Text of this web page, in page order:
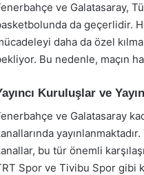
ve Galatasaray,
da geçerlidir.
daha da özel
Bu nedenle, maçın
Kuruluşlar ve
ve Galatasaray
bu tür önemli
Spor ve Tivibu Spor gibi